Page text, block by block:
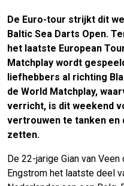
De Euro-tour strijkt dit
Baltic Sea Darts Open.
het laatste European
Matchplay wordt
liefhebbers al richting
de World Matchplay,
verricht, is dit weekend
vertrouwen te tanken en
zetten.
De 22-jarige Gian van
Engstrom het laatste deel